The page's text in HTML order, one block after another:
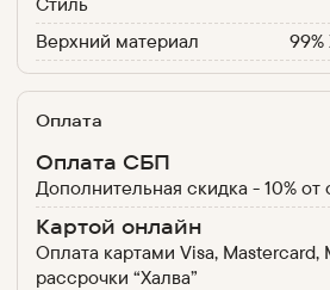
Верхний материал
99%
Оплата
Оплата СБП
Дополнительная скидка - 10% от
Картой онлайн
Оплата картами Visa, Mastercard,
рассрочки “Халва”